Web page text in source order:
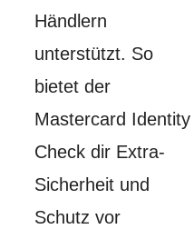
Händlern
unterstützt. So
bietet der
Mastercard Identity
Check dir Extra-
Sicherheit und
Schutz vor